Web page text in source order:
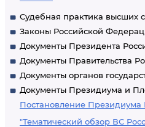
Судебная практика высших
Законы Российской
Документы Президента
Документы Правительства
Документы органов
Документы Президиума и
Постановление Президиума
"Тематический обзор ВС